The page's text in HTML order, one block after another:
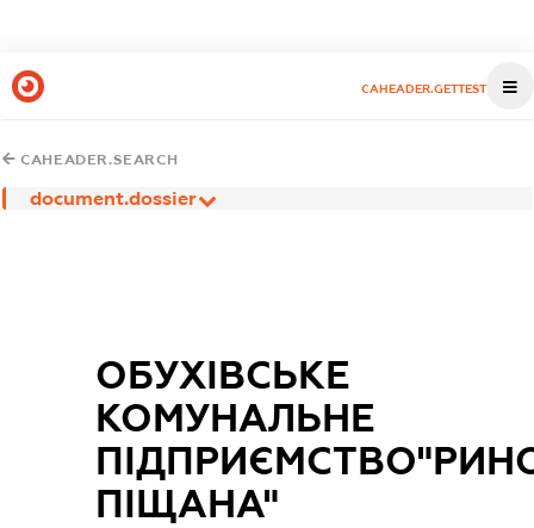
CAHEADER.GETTEST
CAHEADER.SEARCH
document.dossier
ОБУХІВСЬКЕ
КОМУНАЛЬНЕ
ПІЩАНА"